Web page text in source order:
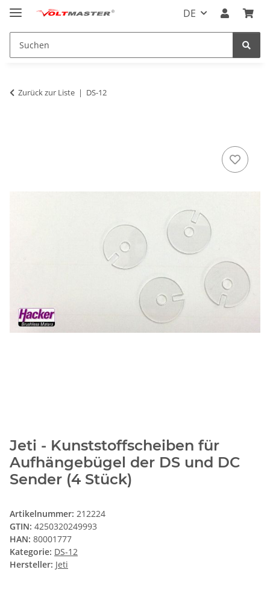
DE
Zurück zur Liste DS-12
Jeti - Kunststoffscheiben für
Aufhängebügel der DS und DC
Sender (4 Stück)
Artikelnummer: 212224
GTIN: 4250320249993
HAN: 80001777
Kategorie: DS-12
Hersteller: Jeti